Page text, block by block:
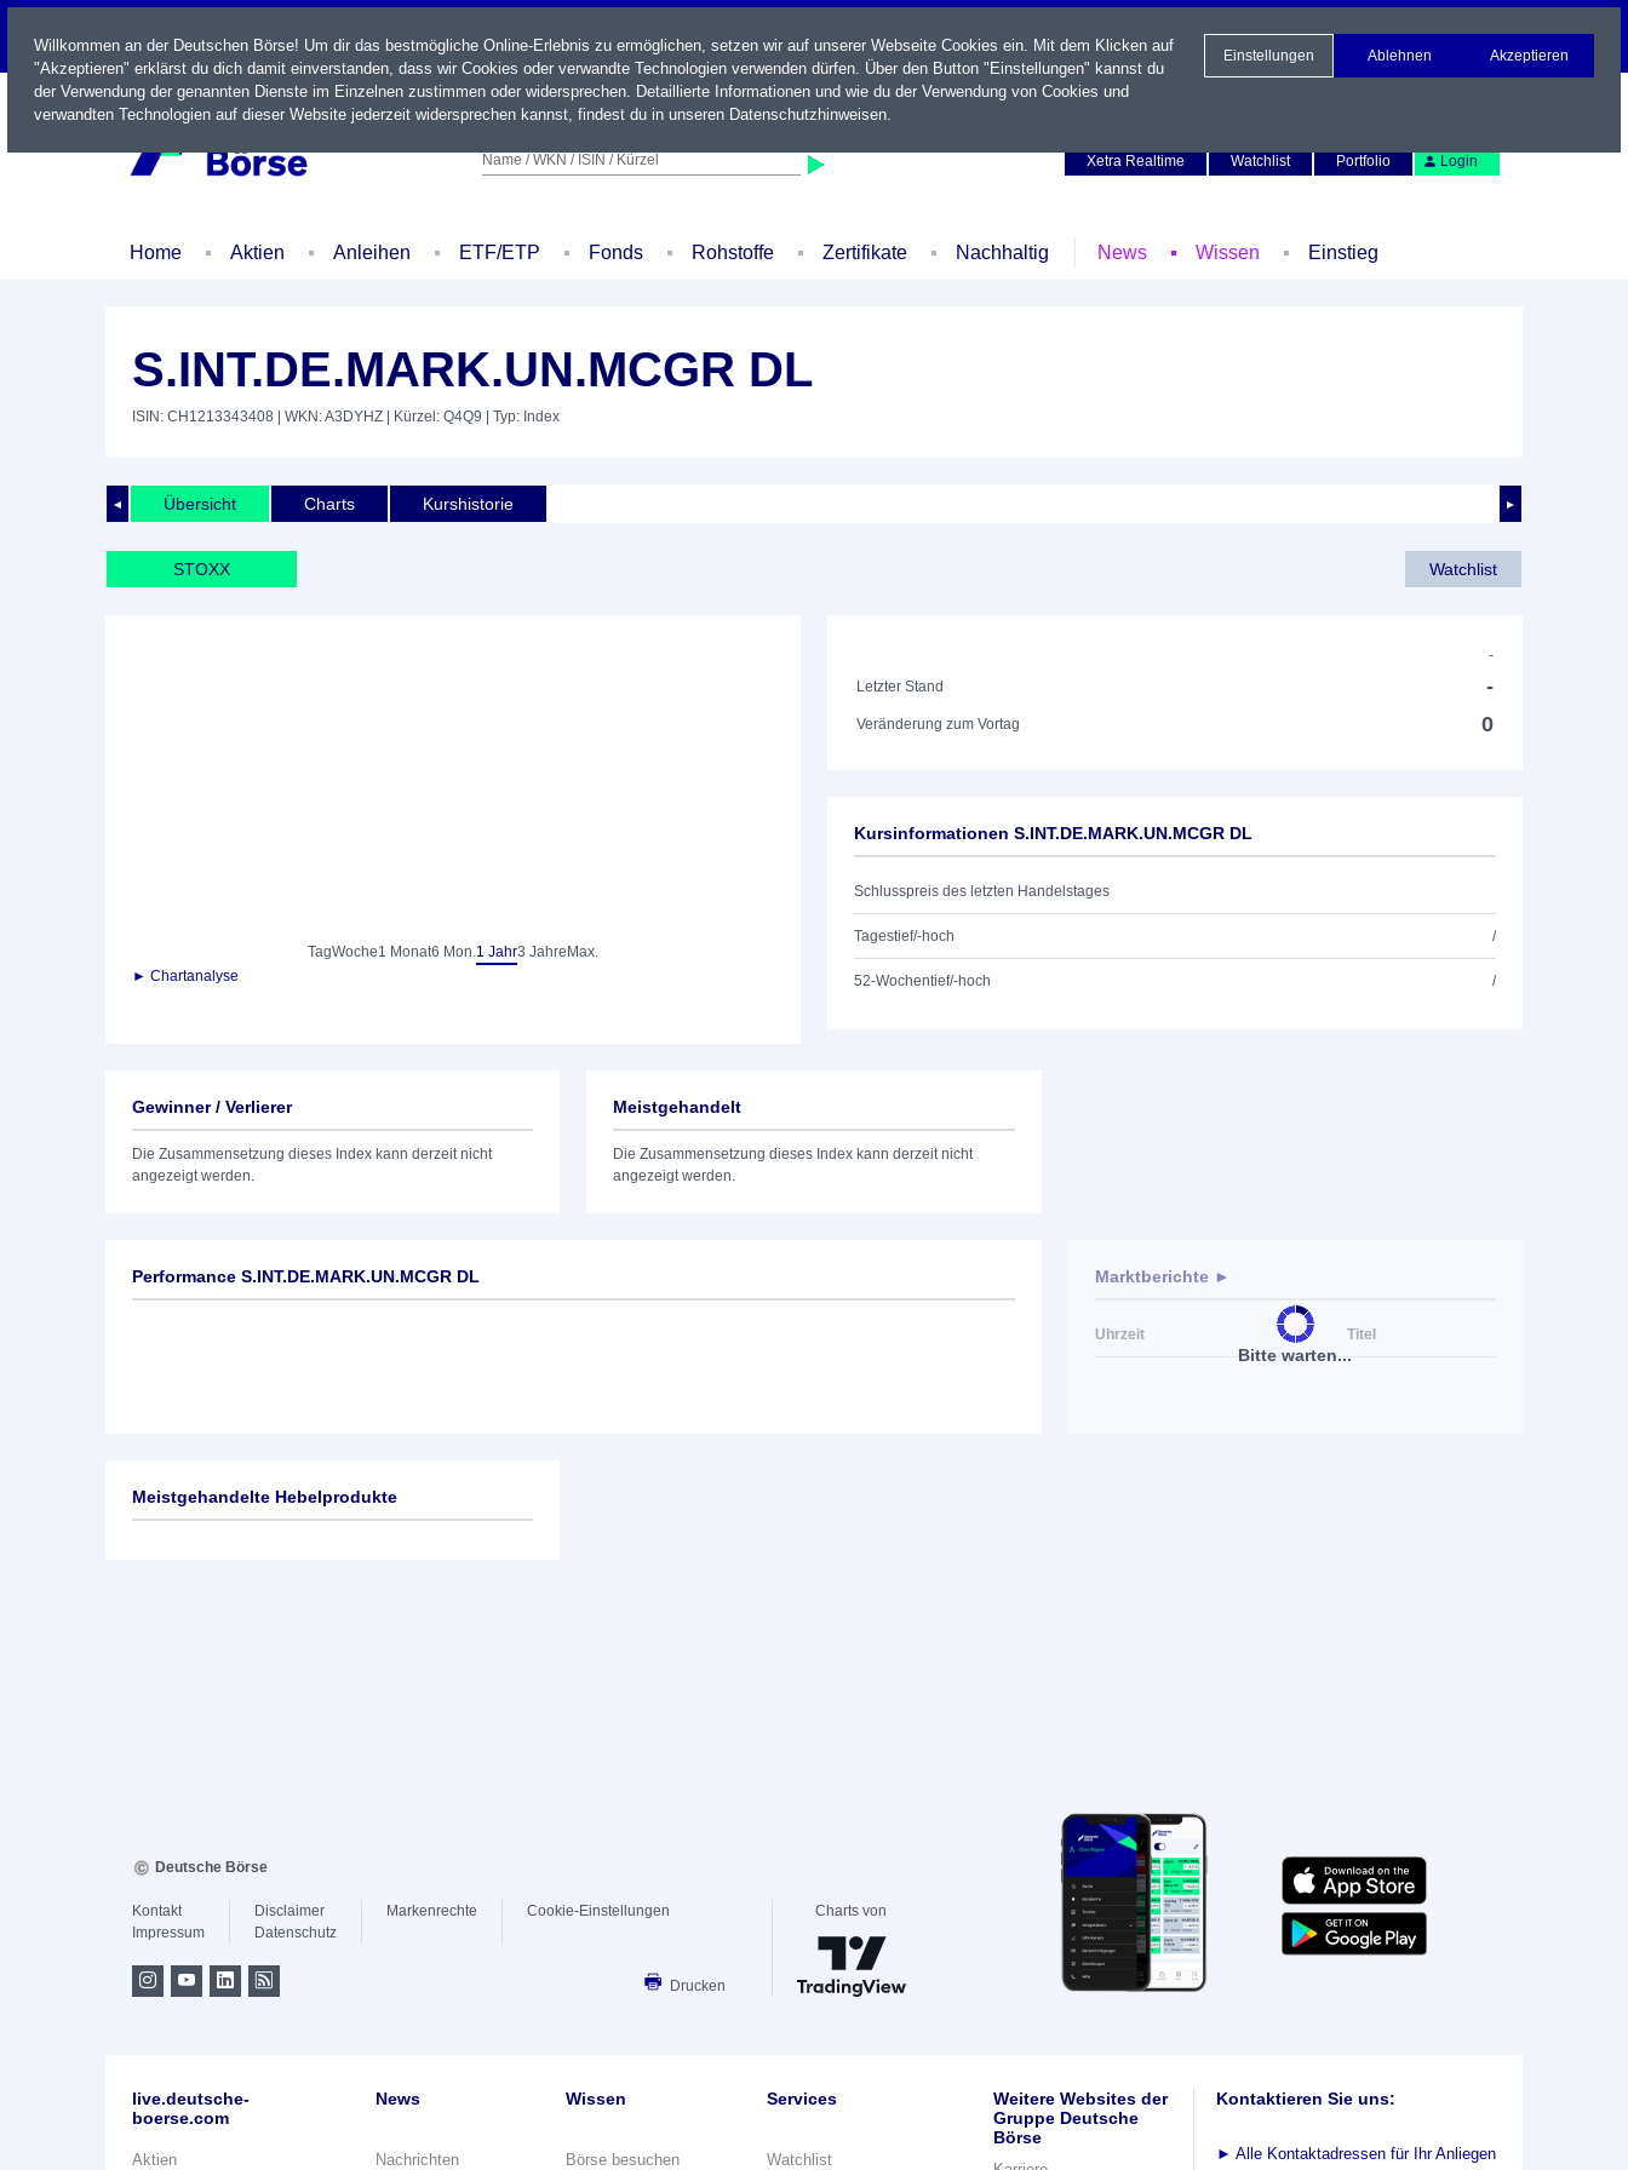
LIVE
Name / WKN / ISIN / Kürzel
Xetra Realtime
Watchlist Portfolio Login
Home Aktien Anleihen ETF/ETP Fonds Rohstoffe Zertifikate Nachhaltig News Wissen Einstieg
S.INT.DE.MARK.UN.MCGR DL
ISIN: CH1213343408 | WKN: A3DYHZ | Kürzel: Q4Q9 | Typ: Index
◄ ►
Übersicht Charts Kurshistorie
STOXX Watchlist
TagWoche1 Monat6 Mon.1 Jahr3 Jahre Max.
► Chartanalyse
-
Letzter Stand
-
Veränderung zum Vortag 0
Kursinformationen S.INT.DE.MARK.UN.MCGR DL
Schlusspreis des letzten Handelstages
Tagestief/-hoch /
52-Wochentief/-hoch /
Gewinner / Verlierer
Die Zusammensetzung dieses Index kann derzeit nicht
angezeigt werden.
Meistgehandelt
Die Zusammensetzung dieses Index kann derzeit nicht
angezeigt werden.
Performance S.INT.DE.MARK.UN.MCGR DL
Bitte warten...
Marktberichte ►
Uhrzeit Titel
Meistgehandelte Hebelprodukte
Willkommen an der Deutschen Börse! Um dir das bestmögliche Online-Erlebnis zu ermöglichen, setzen wir auf unserer Webseite Cookies ein. Mit dem Klicken auf
"Akzeptieren" erklärst du dich damit einverstanden, dass wir Cookies oder verwandte Technologien verwenden dürfen. Über den Button "Einstellungen" kannst du
der Verwendung der genannten Dienste im Einzelnen zustimmen oder widersprechen. Detaillierte Informationen und wie du der Verwendung von Cookies und
verwandten Technologien auf dieser Website jederzeit widersprechen kannst, findest du in unseren Datenschutzhinweisen.
Einstellungen Ablehnen Akzeptieren
Deutsche Börse
Kontakt
Impressum
Disclaimer
Datenschutz
Markenrechte Cookie-Einstellungen
Drucken
Charts von
live.deutsche-
boerse.com
Aktien
News
Nachrichten
Wissen
Börse besuchen
Services
Watchlist
Weitere Websites der
Gruppe Deutsche
Börse
Kontaktieren Sie uns:
► Alle Kontaktadressen für Ihr Anliegen